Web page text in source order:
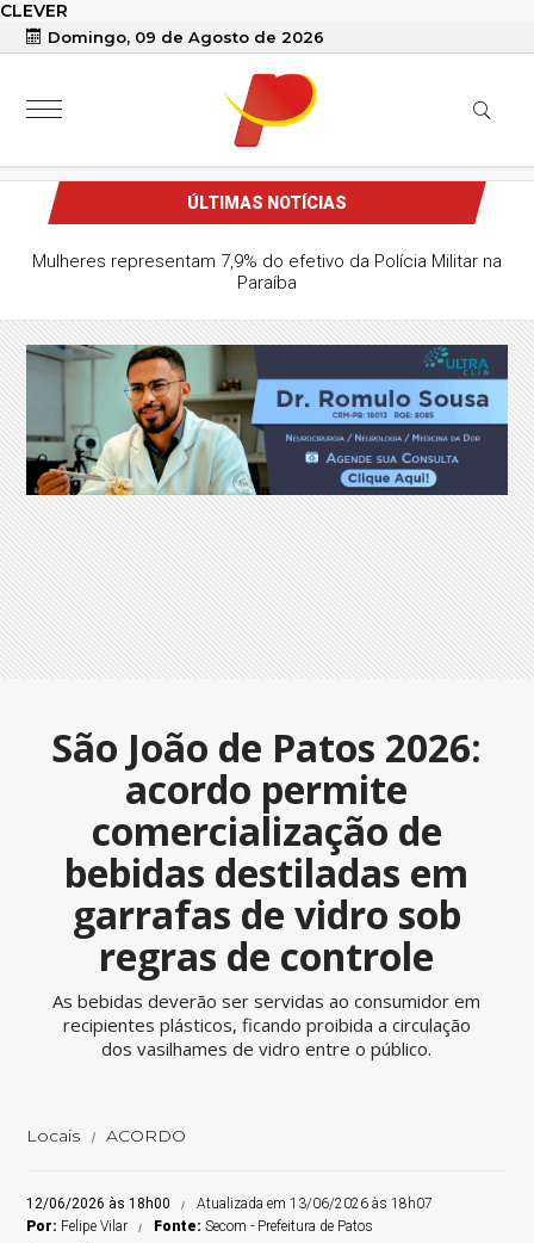
CLEVER
Domingo, 09 de Agosto de 2026
ÚLTIMAS NOTÍCIAS
Mulheres representam 7,9% do efetivo da Polícia Militar na
Paraíba
São João de Patos 2026:
acordo permite
comercialização de
bebidas destiladas em
garrafas de vidro sob
regras de controle
As bebidas deverão ser servidas ao consumidor em
recipientes plásticos, ficando proibida a circulação
dos vasilhames de vidro entre o público.
Locais ACORDO
12/06/2026 às 18h00
Atualizada em 13/06/2026 às 18h07
Por: Felipe Vilar Fonte:Secom - Prefeitura de Patos